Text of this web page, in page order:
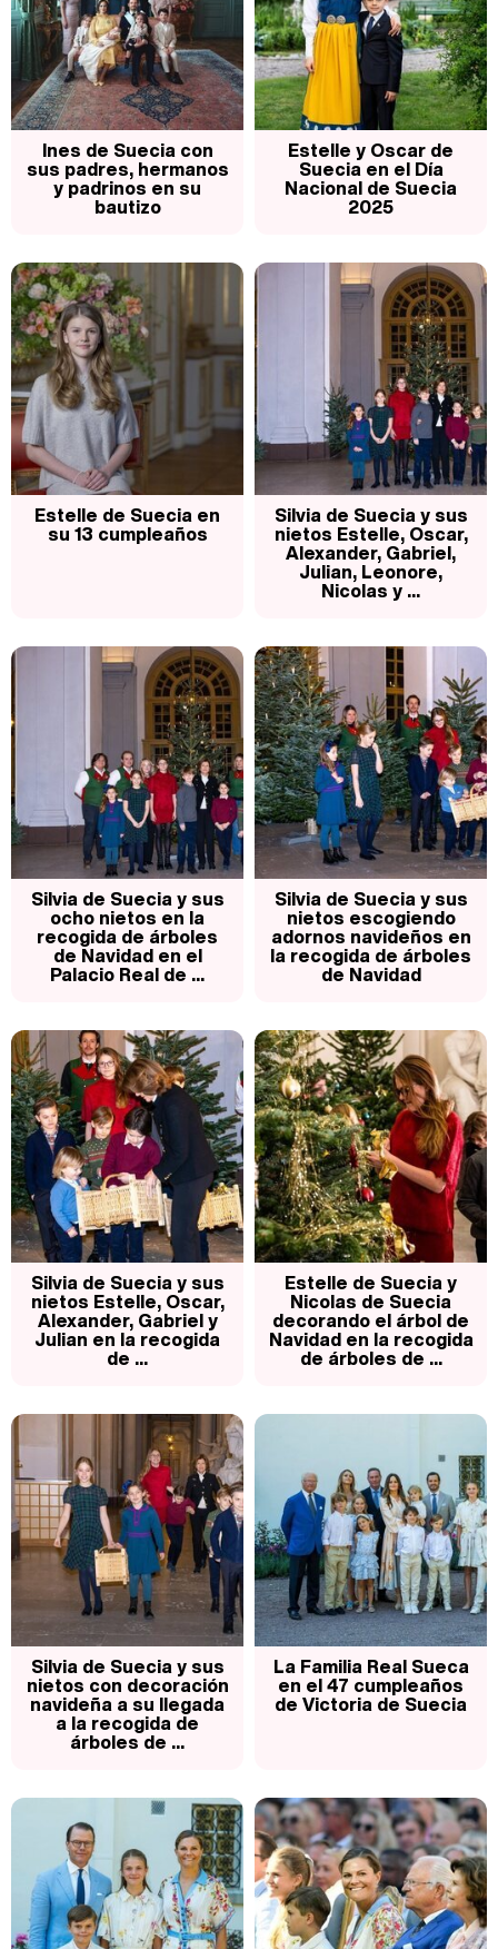
Así se tomó Felipe VI que la Infanta Sofía no quisiera recibir formación militar
Manu Baqueiro: "Tuve como referente a Bruce Willis en 'Luz de Luna' para mi trabajo en la serie 'Perdiendo el juicio'"
Magdalena de Suecia responde a las críticas y explica por qué le han permitido lanzar su propio negocio
Ines de Suecia con
sus padres, hermanos
y padrinos en su
bautizo
Estelle y Oscar de
Suecia en el Día
Nacional de Suecia
2025
Estelle de Suecia en
su 13 cumpleaños
Silvia de Suecia y sus
nietos Estelle, Oscar,
Alexander, Gabriel,
Julian, Leonore,
Nicolas y ...
Silvia de Suecia y sus
ocho nietos en la
recogida de árboles
de Navidad en el
Palacio Real de ...
Silvia de Suecia y sus
nietos escogiendo
adornos navideños en
la recogida de árboles
de Navidad
Silvia de Suecia y sus
nietos Estelle, Oscar,
Alexander, Gabriel y
Julian en la recogida
de ...
Estelle de Suecia y
Nicolas de Suecia
decorando el árbol de
Navidad en la recogida
de árboles de ...
Silvia de Suecia y sus
nietos con decoración
navideña a su llegada
a la recogida de
árboles de ...
La Familia Real Sueca
en el 47 cumpleaños
de Victoria de Suecia